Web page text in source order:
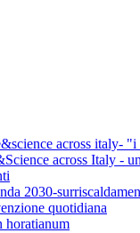
across italy-
across Italy -
2030-
quotidiana
horatianum